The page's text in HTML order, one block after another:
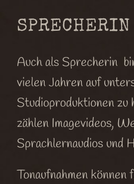
SPRECHERIN
Auch als Sprecherin
vielen Jahren auf
Studioproduktionen zu
zählen Imagevideos,
Sprachlernaudios und
Tonaufnahmen können